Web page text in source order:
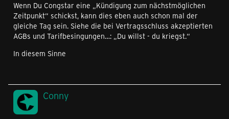
Wenn Du Congstar eine „Kündigung zum nächstmöglichen
Zeitpunkt“ schickst, kann dies eben auch schon mal der
gleiche Tag sein. Siehe die bei Vertragsschluss akzeptierten
AGBs und Tarifbesingungen…: „Du willst - du kriegst.“
In diesem Sinne
Conny